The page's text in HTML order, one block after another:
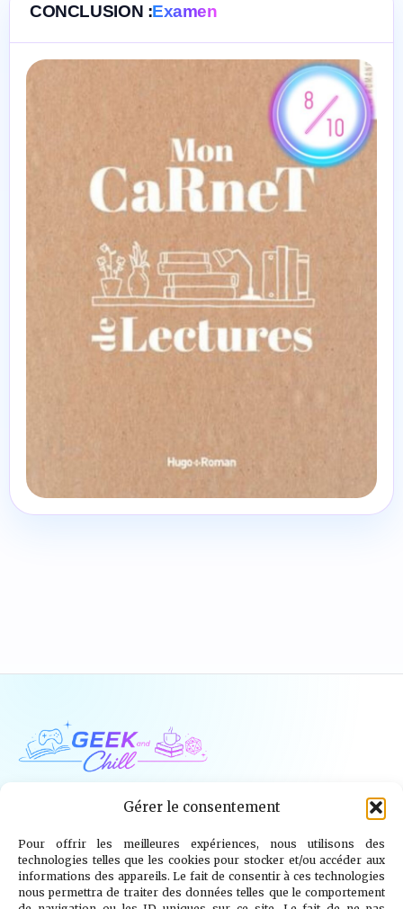
Gérer le consentement
Pour offrir les meilleures expériences, nous utilisons des
technologies telles que les cookies pour stocker et/ou accéder aux
informations des appareils. Le fait de consentir à ces technologies
nous permettra de traiter des données telles que le comportement
CONCLUSION :Examen
Jeux Vidéo Tech Tabletop Livres
Mangas / BD TV Goodies Kids